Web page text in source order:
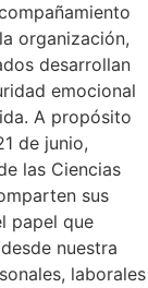
organización,
desarrollan
emocional
A propósito
de junio,
las Ciencias
sus
papel que
nuestra
laborales